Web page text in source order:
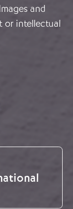
and
or intellectual